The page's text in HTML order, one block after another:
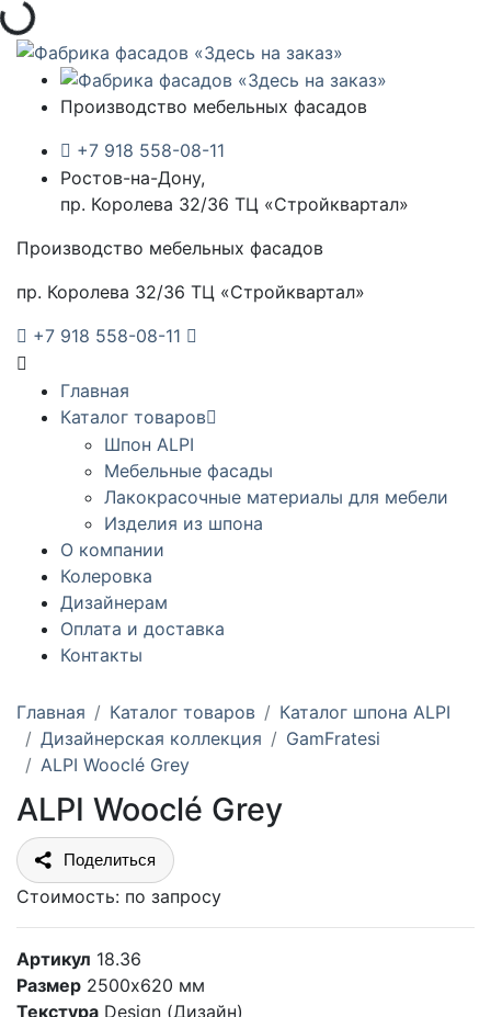
Производство мебельных фасадов
+7 918 558-08-11
Ростов-на-Дону,
пр. Королева 32/36 ТЦ «Стройквартал»
Производство мебельных фасадов
пр. Королева 32/36 ТЦ «Стройквартал»
+7 918 558-08-11
Главная
Каталог товаров
Шпон ALPI
Мебельные фасады
Лакокрасочные материалы для мебели
Изделия из шпона
О компании
Колеровка
Дизайнерам
Оплата и доставка
Контакты
Главная Каталог товаров
Каталог шпона ALPI
Дизайнерская коллекция
GamFratesi
ALPI Wooclé Grey
ALPI Wooclé Grey
Поделиться
Стоимость: по запросу
Артикул 18.36
Размер 2500x620 мм
Текстура Design (Дизайн)